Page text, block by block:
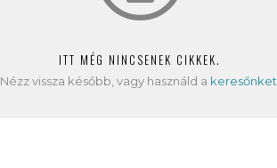
ITT MÉG NINCSENEK CIKKEK.
Nézz vissza később, vagy használd a keresőnket